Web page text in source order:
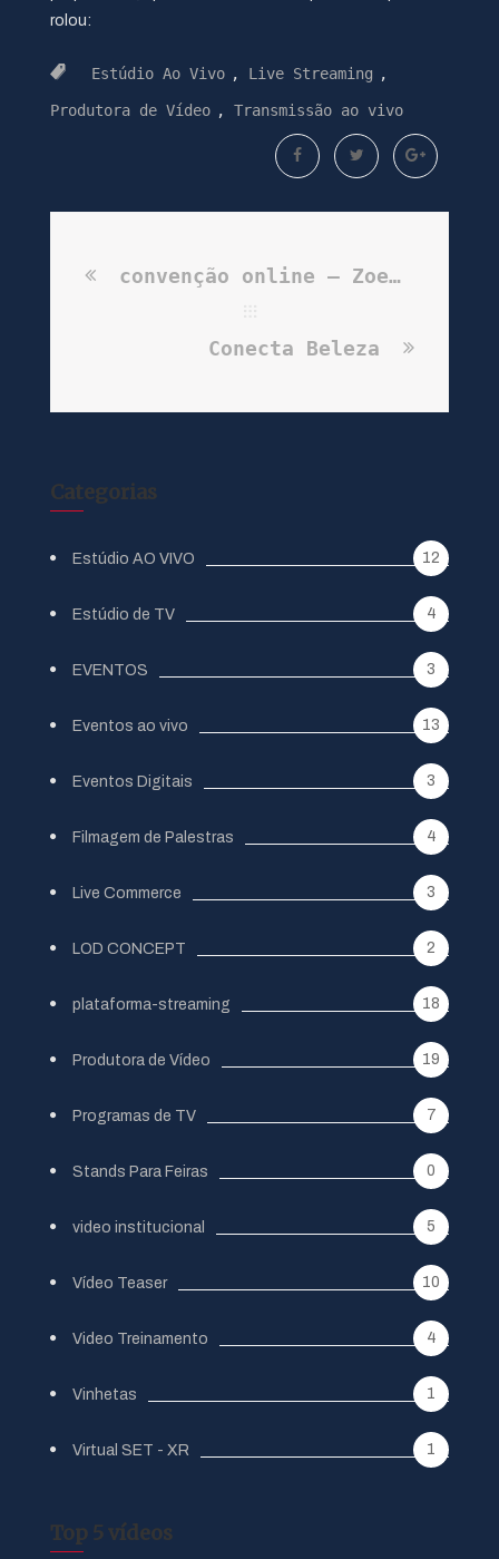
rolou:
Estúdio Ao Vivo , Live Streaming ,
Produtora de Vídeo , Transmissão ao vivo
convenção online – Zoetis
Conecta Beleza
Categorias
Estúdio AO VIVO 12
Estúdio de TV 4
EVENTOS 3
Eventos ao vivo 13
Eventos Digitais 3
Filmagem de Palestras 4
Live Commerce 3
LOD CONCEPT 2
plataforma-streaming 18
Produtora de Vídeo 19
Programas de TV 7
Stands Para Feiras 0
video institucional 5
Vídeo Teaser 10
Video Treinamento 4
Vinhetas 1
Virtual SET - XR 1
Top 5 vídeos